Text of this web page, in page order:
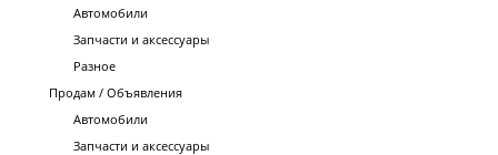
Автомобили
Запчасти и аксессуары
Разное
Продам / Объявления
Автомобили
Запчасти и аксессуары